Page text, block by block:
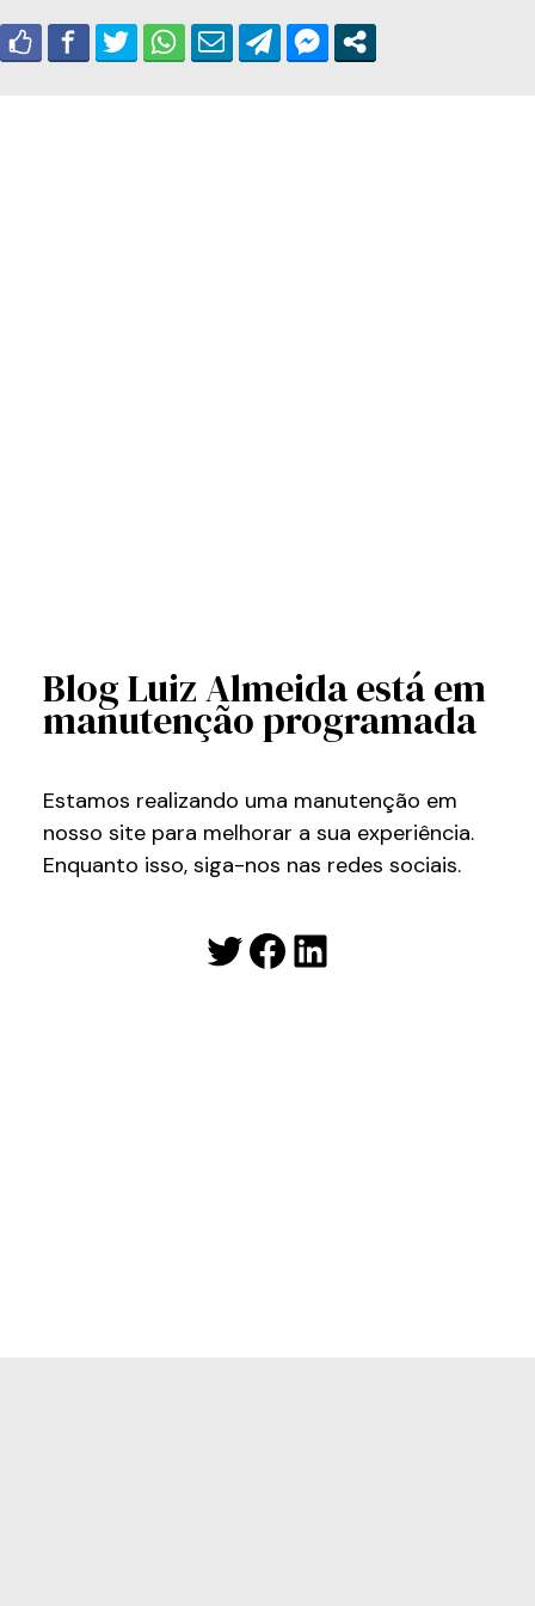
Blog Luiz Almeida está em
manutenção programada
Estamos realizando uma manutenção em
nosso site para melhorar a sua experiência.
Enquanto isso, siga-nos nas redes sociais.
Twitter
Facebook
LinkedIn